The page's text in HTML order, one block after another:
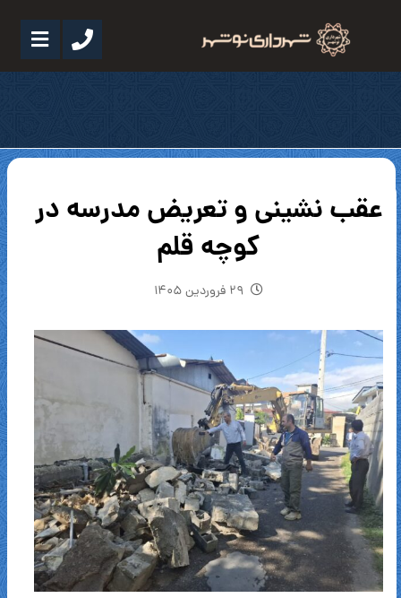
عقب نشینی و تعریض مدرسه در
کوچه قلم
۲۹ فروردین ۱۴۰۵